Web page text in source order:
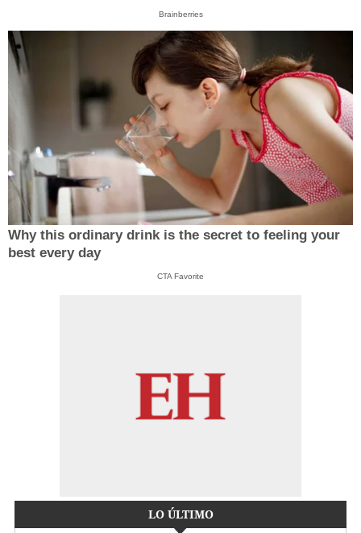
Brainberries
Why this ordinary drink is the secret to feeling your
best every day
CTA Favorite
LO ÚLTIMO